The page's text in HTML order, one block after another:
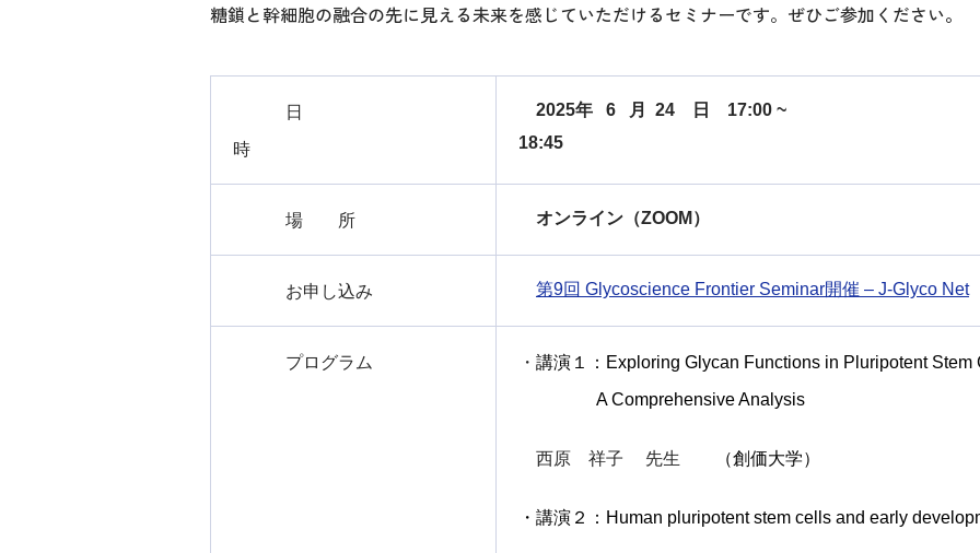
糖鎖と幹細胞の融合の先に見える未来を感じていただけるセミナーです。ぜひご参加ください。
日
時
2025年 6 月 24 日 17:00 ~
18:45
場 所 オンライン（ZOOM）
お申し込み 第9回 Glycoscience Frontier Seminar開催 – J-Glyco Net
プログラム ・ 講演１：Exploring Glycan Functions in Pluripotent Stem
A Comprehensive Analysis
西原 祥子 先生 （創価大学）
・講演２：Human pluripotent stem cells and early